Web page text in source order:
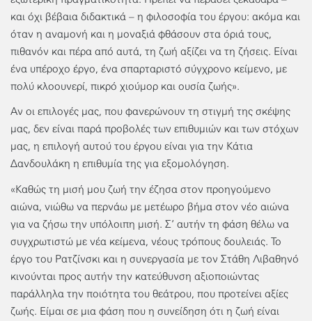
και όχι βέβαια διδακτικά – η φιλοσοφία του έργου: ακόμα και
όταν η αναμονή και η μοναξιά φθάσουν στα όριά τους,
πιθανόν και πέρα από αυτά, τη ζωή αξίζει να τη ζήσεις. Είναι
ένα υπέροχο έργο, ένα σπαρταριστό σύγχρονο κείμενο, με
πολύ κλοουνερί, πικρό χιούμορ και ουσία ζωής».
Αν οι επιλογές μας, που φανερώνουν τη στιγμή της σκέψης
μας, δεν είναι παρά προβολές των επιθυμιών και των στόχων
μας, η επιλογή αυτού του έργου είναι για την Κάτια
Δανδουλάκη η επιθυμία της για εξομολόγηση.
«Καθώς τη μισή μου ζωή την έζησα στον προηγούμενο
αιώνα, νιώθω να περνάω με μετέωρο βήμα στον νέο αιώνα
για να ζήσω την υπόλοιπη μισή. Σ’ αυτήν τη φάση θέλω να
συγχρωτιστώ με νέα κείμενα, νέους τρόπους δουλειάς. Το
έργο του Ρατζίνσκι και η συνεργασία με τον Στάθη Λιβαθηνό
κινούνται προς αυτήν την κατεύθυνση αξιοποιώντας
παράλληλα την ποιότητα του θεάτρου, που προτείνει αξίες
ζωής. Είμαι σε μια φάση που η συνείδηση ότι η ζωή είναι